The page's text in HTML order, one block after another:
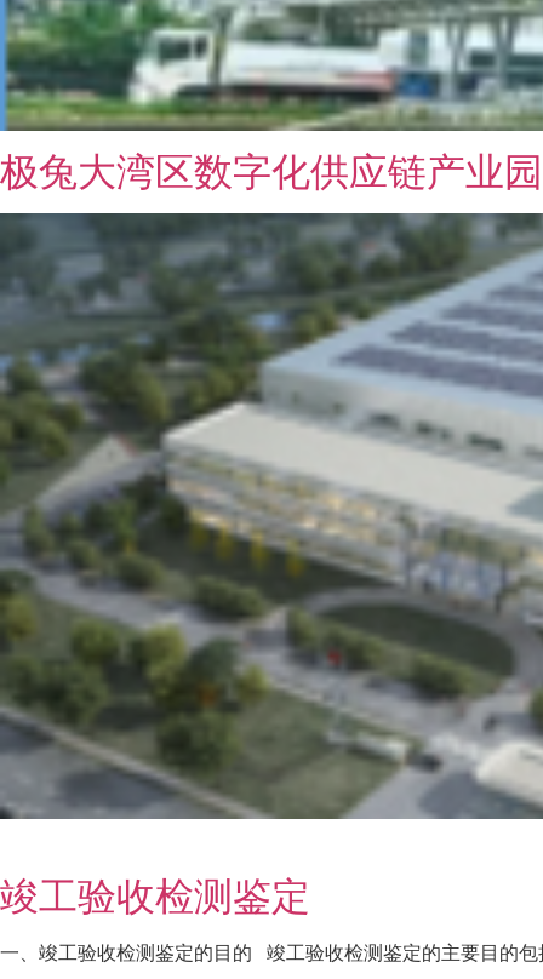
极兔大湾区数字化供应链产业
竣工验收检测鉴定
一、竣工验收检测鉴定的目的 竣工验收检测鉴定的主要目的